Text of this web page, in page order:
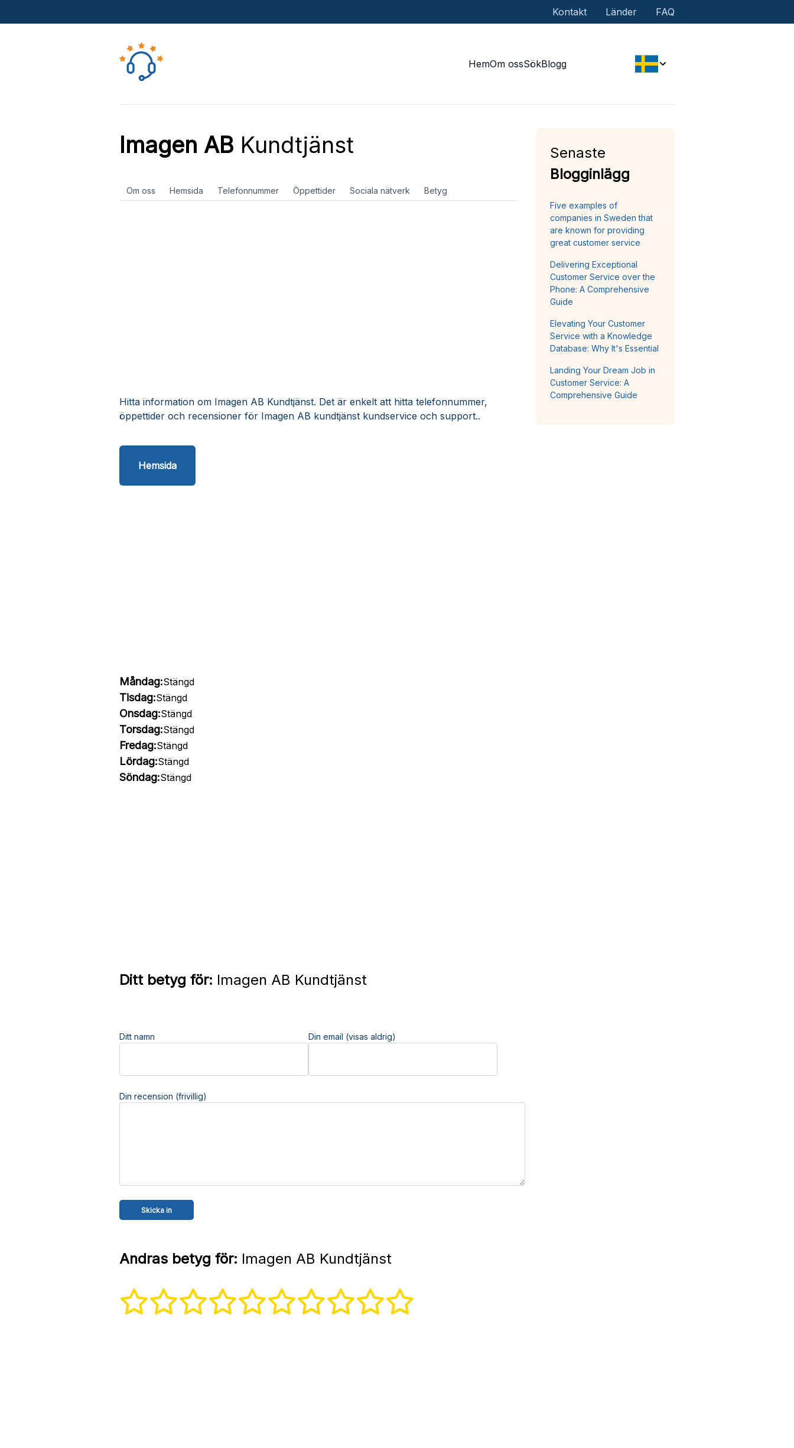
Kontakt Länder FAQ
HemOm ossSökBlogg
Imagen AB Kundtjänst
Om oss Hemsida Telefonnummer Öppettider Sociala nätverk Betyg
Hitta information om Imagen AB Kundtjänst. Det är enkelt att hitta telefonnummer,
öppettider och recensioner för Imagen AB kundtjänst kundservice och support..
Hemsida
Måndag:Stängd
Tisdag:Stängd
Onsdag:Stängd
Torsdag:Stängd
Fredag:Stängd
Lördag:Stängd
Söndag:Stängd
Ditt betyg för: Imagen AB Kundtjänst
Ditt namn Din email (visas aldrig)
Din recension (frivillig)
Andras betyg för: Imagen AB Kundtjänst
Senaste
Blogginlägg
Five examples of
companies in Sweden that
are known for providing
great customer service
Delivering Exceptional
Customer Service over the
Phone: A Comprehensive
Guide
Elevating Your Customer
Service with a Knowledge
Database: Why It's Essential
Landing Your Dream Job in
Customer Service: A
Comprehensive Guide